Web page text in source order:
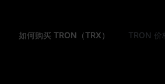
如何购买 TRON（TRX） TRON 价